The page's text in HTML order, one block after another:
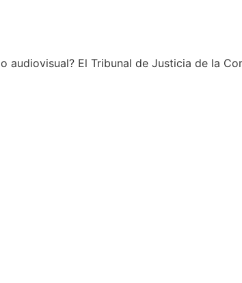
audiovisual? El Tribunal de Justicia de la